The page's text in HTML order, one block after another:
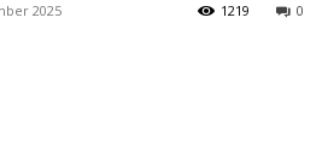
2025 0
1219